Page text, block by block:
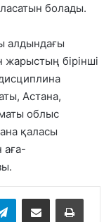
болады.
алдындағы
бірінші
Астана,
облыс
қаласы
аға-
Telegram